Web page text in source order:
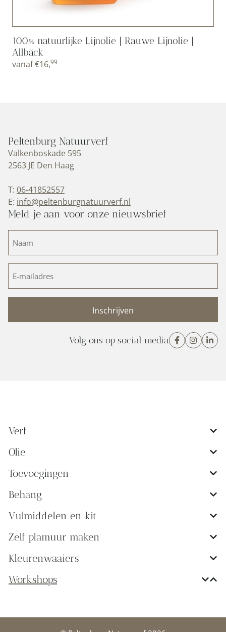
100% natuurlijke Lijnolie | Rauwe Lijnolie |
Allbäck
vanaf€16,99
Peltenburg Natuurverf
Valkenboskade 595
2563 JE Den Haag
T: 06-41852557
E: info@peltenburgnatuurverf.nl
Meld je aan voor onze nieuwsbrief
(Vereist)
mailadres
Volg ons op social media
Verf
Olie
Toevoegingen
Behang
Vulmiddelen en kit
Zelf plamuur maken
Kleurenwaaiers
Workshops